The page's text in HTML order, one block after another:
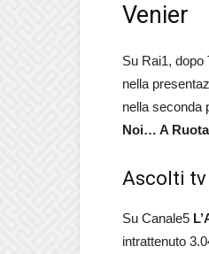
Venier
Su Rai1, dopo
nella
nella seconda
Noi… A
Ascolti tv
Su Canale5
intrattenuto